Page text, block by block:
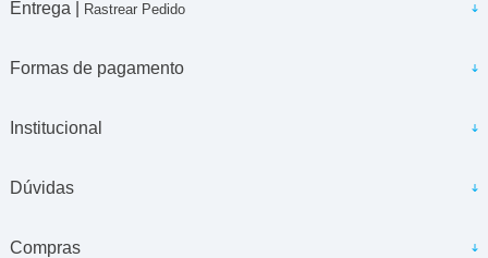
Entrega | Rastrear Pedido
Formas de pagamento
Institucional
Dúvidas
Compras